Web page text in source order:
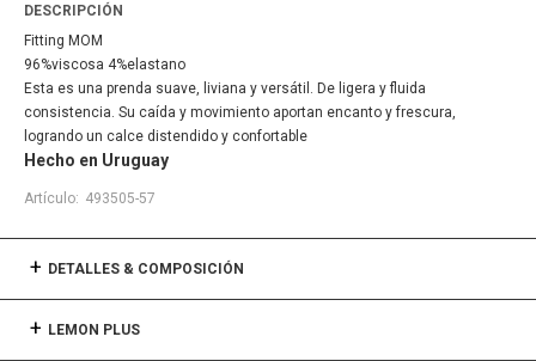
DESCRIPCIÓN
Fitting MOM
96%viscosa 4%elastano
Esta es una prenda suave, liviana y versátil. De ligera y fluida
consistencia. Su caída y movimiento aportan encanto y frescura,
logrando un calce distendido y confortable
Hecho en Uruguay
493505-57
DETALLES & COMPOSICIÓN
LEMON PLUS